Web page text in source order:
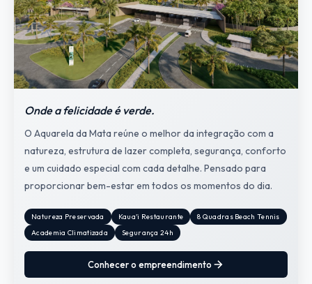
Onde a felicidade é verde.
O Aquarela da Mata reúne o melhor da integração com a
natureza, estrutura de lazer completa, segurança, conforto
e um cuidado especial com cada detalhe. Pensado para
proporcionar bem-estar em todos os momentos do dia.
Natureza Preservada Kaua'i Restaurante
8 Quadras Beach Tennis
Academia Climatizada
Segurança 24h
Conhecer o empreendimento